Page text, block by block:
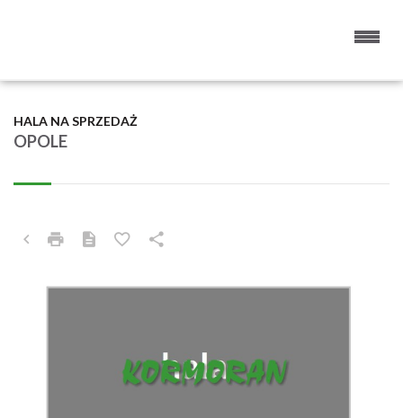
OPOLE
HALA NA SPRZEDAŻ